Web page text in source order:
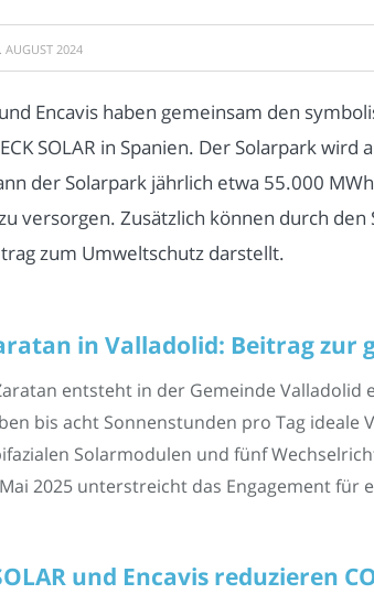
AUGUST 2024
und Encavis haben gemeinsam den
SOLAR in Spanien. Der Solarpark
der Solarpark jährlich etwa 55.000
versorgen. Zusätzlich können durch
zum Umweltschutz darstellt.
in Valladolid: Beitrag zur
entsteht in der Gemeinde Valladolid
bis acht Sonnenstunden pro Tag
Solarmodulen und fünf
2025 unterstreicht das Engagement
und Encavis reduzieren